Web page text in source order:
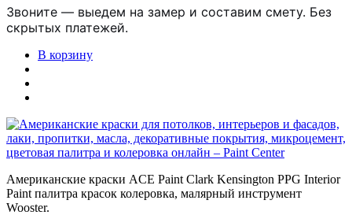
Звоните — выедем на замер и составим смету. Без
скрытых платежей.
В корзину
Американские краски ACE Paint Clark Kensington PPG Interior
Paint палитра красок колеровка, малярный инструмент
Wooster.